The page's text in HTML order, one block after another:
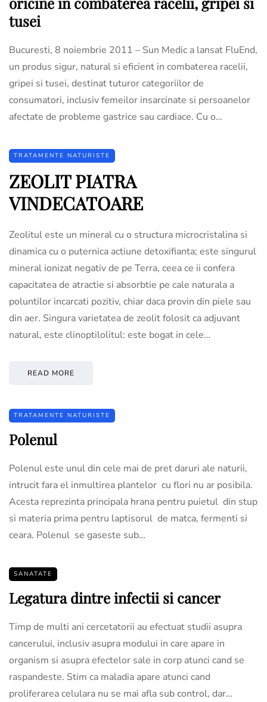
tusei
Bucuresti, 8 noiembrie 2011 – Sun Medic a lansat FluEnd,
un produs sigur, natural si eficient in combaterea racelii,
gripei si tusei, destinat tuturor categoriilor de
consumatori, inclusiv femeilor insarcinate si persoanelor
afectate de probleme gastrice sau cardiace. Cu o…
TRATAMENTE NATURISTE
ZEOLIT PIATRA
VINDECATOARE
Zeolitul este un mineral cu o structura microcristalina si
dinamica cu o puternica actiune detoxifianta; este singurul
mineral ionizat negativ de pe Terra, ceea ce ii confera
capacitatea de atractie si absorbtie pe cale naturala a
poluntilor incarcati pozitiv, chiar daca provin din piele sau
din aer. Singura varietatea de zeolit folosit ca adjuvant
natural, este clinoptilolitul: este bogat in cele…
READ MORE
TRATAMENTE NATURISTE
Polenul
Polenul este unul din cele mai de pret daruri ale naturii,
intrucit fara el inmultirea plantelor cu flori nu ar posibila.
Acesta reprezinta principala hrana pentru puietul din stup
si materia prima pentru laptisorul de matca, fermenti si
ceara. Polenul se gaseste sub…
SANATATE
Legatura dintre infectii si cancer
Timp de multi ani cercetatorii au efectuat studii asupra
cancerului, inclusiv asupra modului in care apare in
organism si asupra efectelor sale in corp atunci cand se
raspandeste. Stim ca maladia apare atunci cand
proliferarea celulara nu se mai afla sub control, dar…